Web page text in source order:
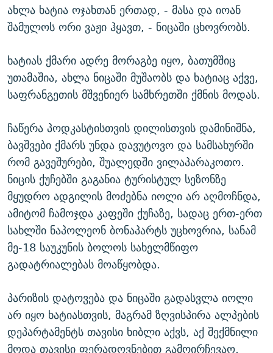
ახლა ხატია ოჯახთან ერთად, - მასა და იოან
შამულოს ორი ვაჟი ჰყავთ, - ნიცაში ცხოვრობს.
ხატიას ქმარი ადრე მორაგბე იყო, ბათუმშიც
უთამაშია, ახლა ნიცაში მუშაობს და ხატიაც აქვე,
საფრანგეთის მშვენიერ სამხრეთში ქმნის მოდას.
ჩაწერა პოდკასტისთვის დილისთვის დამინიშნა,
ბავშვები ქმარს უნდა დავუტოვო და სამსახურში
რომ გავეშურები, შუალედში ვილაპარაკოთო.
ნიცის ქუჩებში გაგანია ტურისტულ სეზონზე
მყუდრო ადგილის მოძებნა იოლი არ აღმოჩნდა,
ამიტომ ჩამოჯდა კაფეში ქუჩაზე, სადაც ერთ-ერთ
სახლში ნაპოლეონ ბონაპარტს უცხოვრია, სანამ
მე-18 საუკუნის ბოლოს სახელმწიფო
გადატრიალებას მოაწყობდა.
პარიზის დატოვება და ნიცაში გადასვლა იოლი
არ იყო ხატიასთვის, მაგრამ ზღვისპირა ალპების
დეპარტამენტს თავისი ხიბლი აქვს, აქ შექმნილი